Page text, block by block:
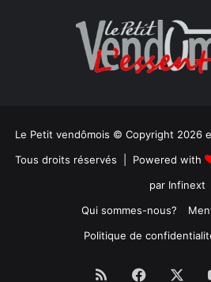
Le Petit vendômois © Copyright 2026
Tous droits réservés | Powered with
par Infinext
Qui sommes-nous?
Politique de
RSS